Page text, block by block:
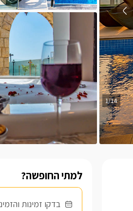
1/14
למתי החופשה?
בדקו זמינות